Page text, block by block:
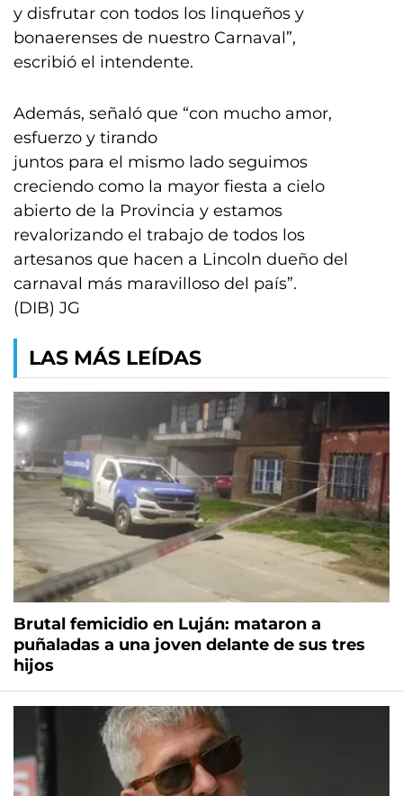
y disfrutar con todos los linqueños y
bonaerenses de nuestro Carnaval”,
escribió el intendente.
Además, señaló que “con mucho amor,
esfuerzo y tirando
juntos para el mismo lado seguimos
creciendo como la mayor fiesta a cielo
abierto de la Provincia y estamos
revalorizando el trabajo de todos los
artesanos que hacen a Lincoln dueño del
carnaval más maravilloso del país”.
(DIB) JG
LAS MÁS LEÍDAS
Brutal femicidio en Luján: mataron a
puñaladas a una joven delante de sus tres
hijos